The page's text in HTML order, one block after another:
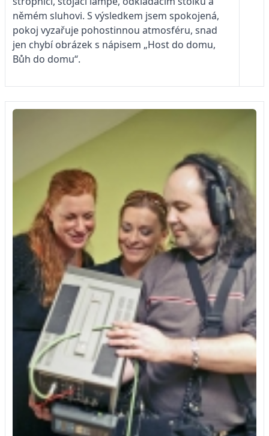
němém sluhovi. S výsledkem jsem spokojená,
pokoj vyzařuje pohostinnou atmosféru, snad
jen chybí obrázek s nápisem „Host do domu,
Bůh do domu“.